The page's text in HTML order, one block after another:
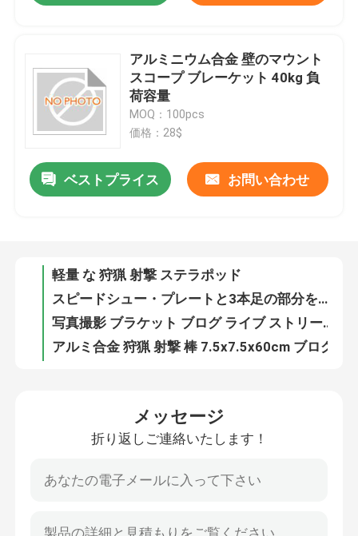
ホーム
製品
ビデオ
企業情報
会社案内
見積依頼
狩猟のブランケット
アルミニウム合金 壁のマウント
スコープ ブレーケット 40kg 負
荷容量
MOQ：100pcs
価格：28$
ベストプライス お問い合わせ
軽量 な 狩猟 射撃 ステラポッド
7.5x7.5x100cm 360度回転撮影スタンド 1 x ブレーキットを含む
DX-004-02GEN6 ブラック・ブローグ 撮影 ブレーケット写真
トイストロック 狩猟三脚 ブラックポール アルミ合金
メッセージ
折り返しご連絡いたします！